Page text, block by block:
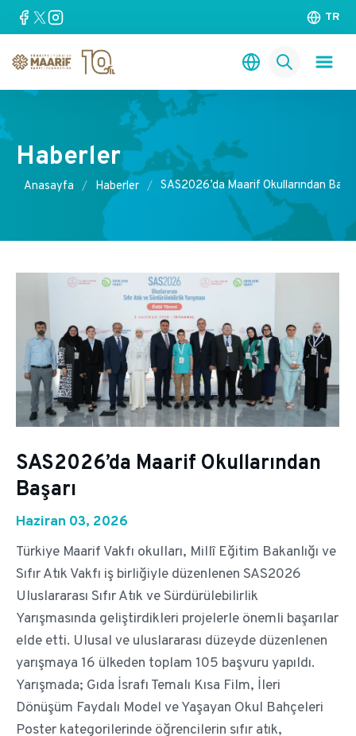
TR
Haberler
Anasayfa Haberler SAS2026’da Maarif Okullarından
SAS2026’da Maarif Okullarından
Başarı
Haziran 03, 2026
Türkiye Maarif Vakfı okulları, Millî Eğitim Bakanlığı ve
Sıfır Atık Vakfı iş birliğiyle düzenlenen SAS2026
Uluslararası Sıfır Atık ve Sürdürülebilirlik
Yarışmasında geliştirdikleri projelerle önemli başarılar
elde etti. Ulusal ve uluslararası düzeyde düzenlenen
yarışmaya 16 ülkeden toplam 105 başvuru yapıldı.
Yarışmada; Gıda İsrafı Temalı Kısa Film, İleri
Dönüşüm Faydalı Model ve Yaşayan Okul Bahçeleri
Poster kategorilerinde öğrencilerin sıfır atık,